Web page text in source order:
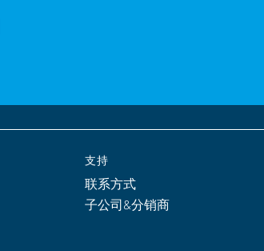
支持
联系方式
子公司&分销商